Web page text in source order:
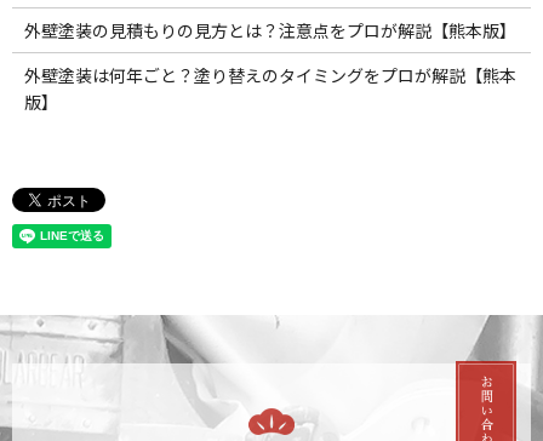
外壁塗装の見積もりの見方とは？注意点をプロが解説【熊本版】
外壁塗装は何年ごと？塗り替えのタイミングをプロが解説【熊本
版】